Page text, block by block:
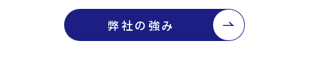
弊社の強み